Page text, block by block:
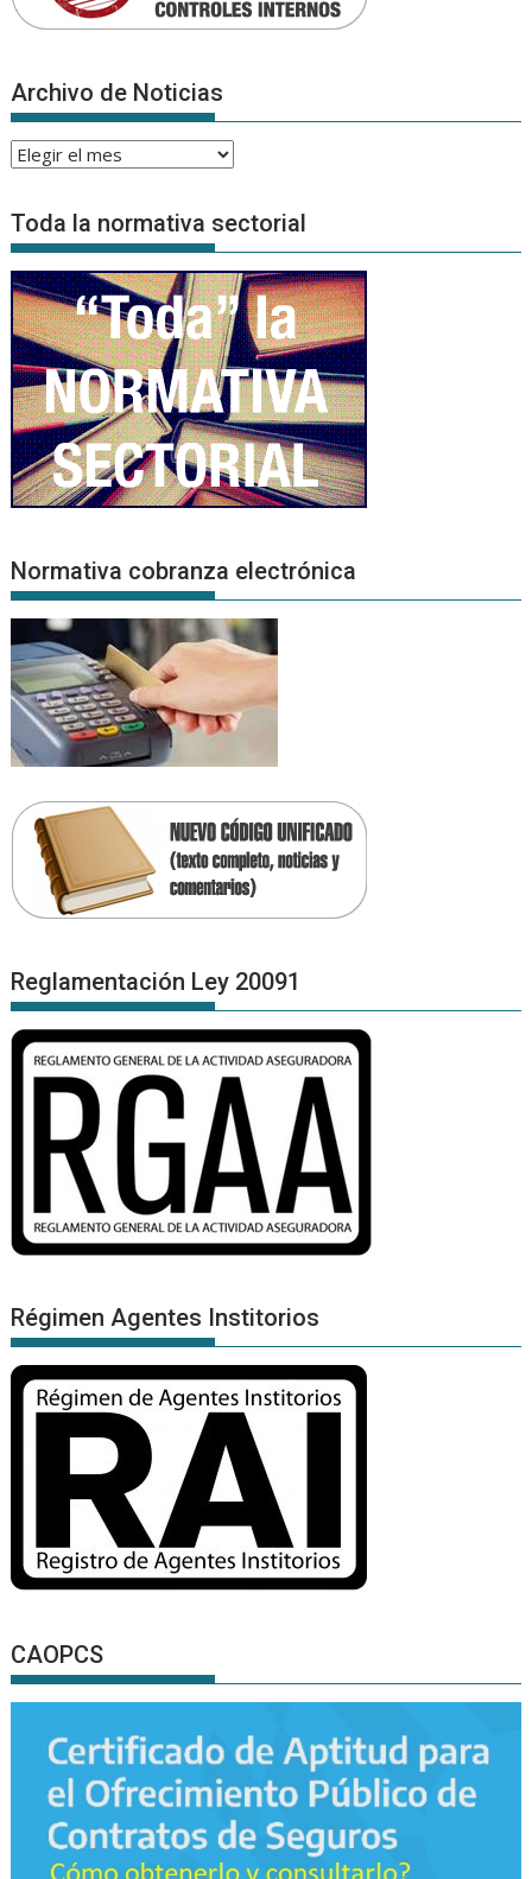
Archivo de Noticias
Archivo
Noticias
Toda la normativa sectorial
Normativa cobranza electrónica
Reglamentación Ley 20091
Régimen Agentes Institorios
CAOPCS